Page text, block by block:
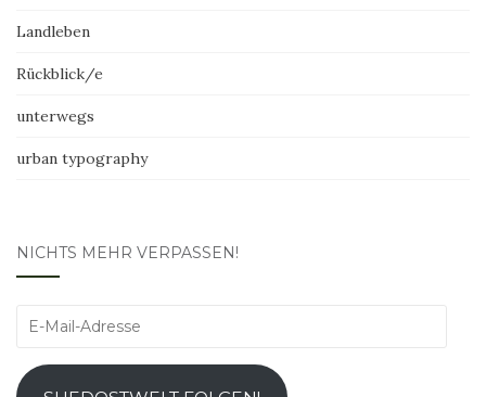
Landleben
Rückblick/e
unterwegs
urban typography
NICHTS MEHR VERPASSEN!
E-
Adresse